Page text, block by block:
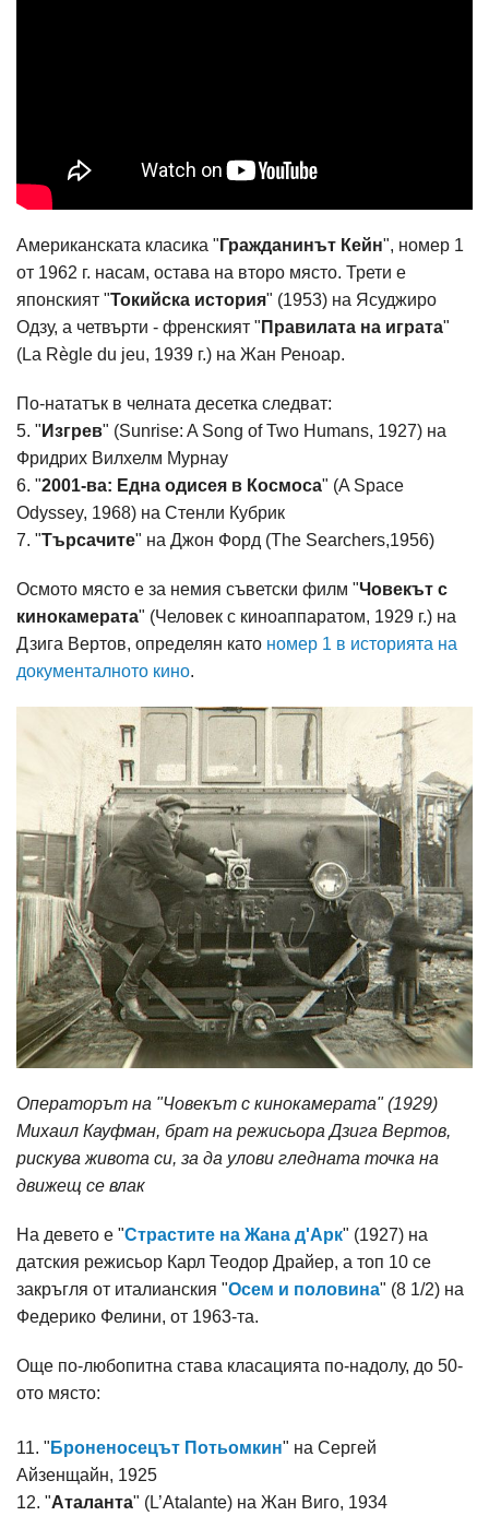
Американската класика " Гражданинът Кейн", номер 1
от 1962 г. насам, остава на второ място. Трети е
японският "Токийска история" (1953) на Ясуджиро
Одзу, а четвърти - френският " Правилата на играта"
(La Règle du jeu, 1939 г.) на Жан Реноар.
По-нататък в челната десетка следват:
5. " Изгрев" (Sunrise: A Song of Two Humans, 1927) на
Фридрих Вилхелм Мурнау
6. "2001-ва: Една одисея в Космоса" (A Space
Odyssey, 1968) на Стенли Кубрик
7. "Търсачите" на Джон Форд (The Searchers,1956)
Осмото място е за немия съветски филм "Човекът с
кинокамерата" (Человек с киноаппаратом, 1929 г.) на
Дзига Вертов, определян като номер 1 в историята на
документалното кино.
Операторът на "Човекът с кинокамерата" (1929)
Михаил Кауфман, брат на режисьора Дзига Вертов,
рискува живота си, за да улови гледната точка на
движещ се влак
На девето е "Страстите на Жана д'Арк" (1927) на
датския режисьор Карл Теодор Драйер, а топ 10 се
закръгля от италианския "Осем и половина" (8 1/2) на
Федерико Фелини, от 1963-та.
Още по-любопитна става класацията по-надолу, до 50-
ото място:
11. " Броненосецът Потьомкин" на Сергей
Айзенщайн, 1925
12. "Аталанта" (L’Atalante) на Жан Виго, 1934